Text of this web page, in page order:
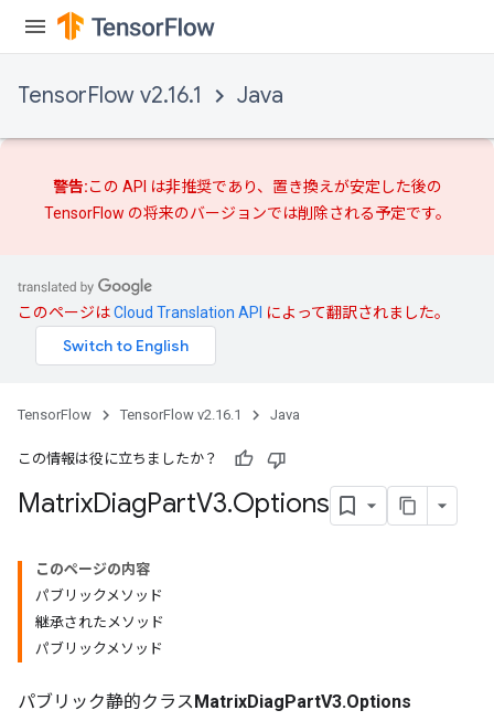
TensorFlow v2.16.1 Java
警告:この API は非推奨であり、 置き換えが安定した後の
TensorFlow の将来のバージョンでは削除される予定です。
このページはCloud Translation API によって翻訳されました。
TensorFlow TensorFlow v2.16.1 Java
この情報は役に立ちましたか？
MatrixDiagPartV3.Options
このページの内容
パブリックメソッド
継承されたメソッド
パブリックメソッド
パブリック静的クラスMatrixDiagPartV3.Options